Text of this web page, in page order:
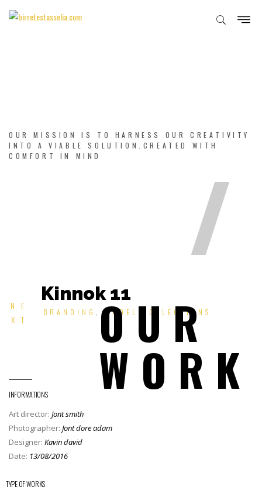
OUR MISSION IS TO HARNESS OUR CREATIVITY
INTO A VIABLE SOLUTION.CREATED WITH
COMFORT IN MIND
OUR
WORK
Kinnok 11
BRANDING , MODEL COLLECTIONS
NE
XT
INFORMATIONS
Art director: Jont smith
Photographer: Jont dore adam
Designer: Kavin david
Date: 13/08/2016
TYPE OF WORKS